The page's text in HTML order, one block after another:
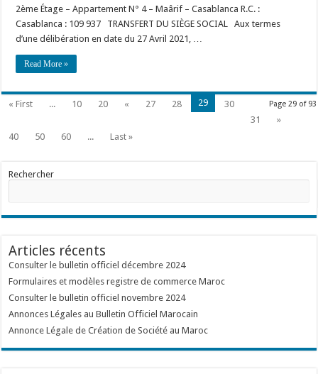
2ème Étage – Appartement N° 4 – Maârif – Casablanca R.C. :
Casablanca : 109 937 TRANSFERT DU SIÈGE SOCIAL Aux termes
d’une délibération en date du 27 Avril 2021, …
Read More »
Page 29 of 93
« First ... 10 20 « 27 28 29
30
31
»
40
50 60 ... Last »
Rechercher
Articles récents
Consulter le bulletin officiel décembre 2024
Formulaires et modèles registre de commerce Maroc
Consulter le bulletin officiel novembre 2024
Annonces Légales au Bulletin Officiel Marocain
Annonce Légale de Création de Société au Maroc